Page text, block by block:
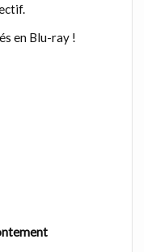
en Blu-ray !